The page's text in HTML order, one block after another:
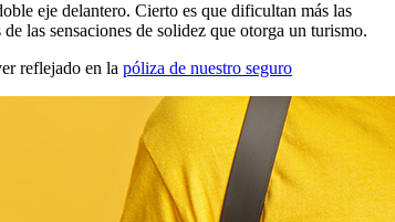
eje delantero. Cierto es que dificultan más las
las sensaciones de solidez que otorga un turismo.
reflejado en la póliza de nuestro seguro